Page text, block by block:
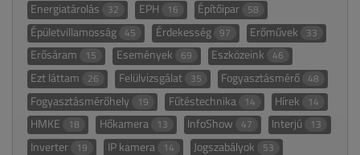
Energiatárolás 32 EPH 16 Építőipar 58
Épületvillamosság 45 Érdekesség 97 Erőművek 33
Erősáram 15 Események 69 Eszközeink 46
Ezt láttam 26 Felülvizsgálat 35 Fogyasztásmérő 48
Fogyasztásmérőhely 19 Fűtéstechnika 14 Hírek 14
HMKE 18 Hőkamera 13 InfoShow 47 Interjú 13
Inverter 19 IP kamera 14 Jogszabályok 53